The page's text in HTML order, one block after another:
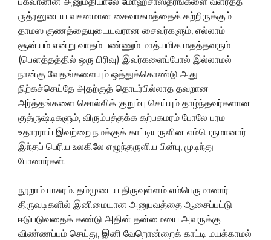
ருத்ரனுடைய வசனமான சைவாகமத்தைக் கற்றிருக்கும்
தாமஸ குணத்தையுடையவரான சைவர்களும், எல்லாம்
சூன்யம் என்று வாதம் பண்ணும் மாத்யமிக மதத்தவரும்
(பௌத்தத்தில் ஒரு பிரிவு) இவர்களைப்போல் இல்லாமல்
நான்கு வேதங்களையும் ஒத்துக்கொண்டு அது
நிற்கச்செய்தே அதற்குத் தொடர்பில்லாத தவறான
அர்த்தங்களை சொல்லிக் குறும்பு செய்யும் தாழ்ந்தவர்களான
குத்ருஷ்டிகளும், விரும்பத்தக்க கற்பகமரம் போலே பரம
உதாரராய் இவற்றை நமக்குக் காட்டியருளின எம்பெருமானார்
இந்தப் பெரிய உலகிலே எழுந்தருளிய பின்பு, முடிந்து
போனார்கள்.
நூறாம் பாசுரம். தம்முடைய திருவுள்ளம் எம்பெருமானார்
திருவடிகளில் இனிமையான அனுபவத்தை ஆசைப்பட்டு
ஈடுபடுவதைக் கண்டு அதின் தன்மையை அவருக்கு
விண்ணப்பம் செய்து, இனி வேறொன்றைக் காட்டி மயக்காமல்